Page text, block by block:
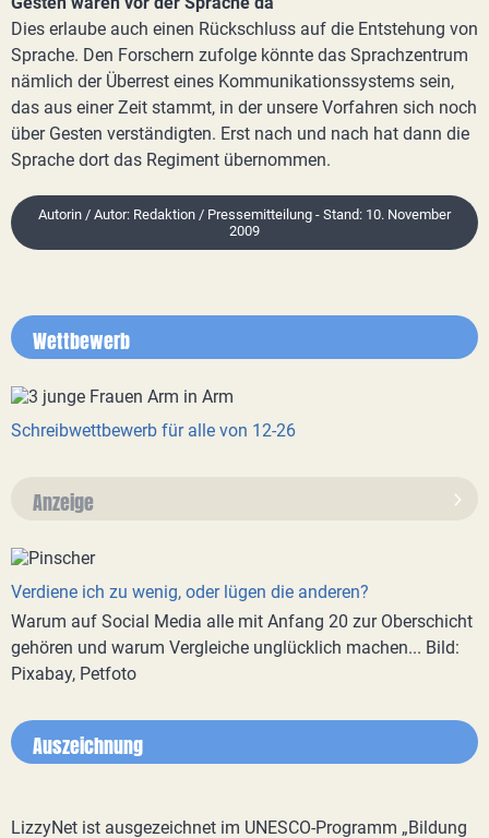
Dies erlaube auch einen Rückschluss auf die Entstehung von
Sprache. Den Forschern zufolge könnte das Sprachzentrum
nämlich der Überrest eines Kommunikationssystems sein,
das aus einer Zeit stammt, in der unsere Vorfahren sich noch
über Gesten verständigten. Erst nach und nach hat dann die
Sprache dort das Regiment übernommen.
Autorin / Autor: Redaktion / Pressemitteilung - Stand: 10. November
2009
Wettbewerb
Schreibwettbewerb für alle von 12-26
Anzeige
Verdiene ich zu wenig, oder lügen die anderen?
Warum auf Social Media alle mit Anfang 20 zur Oberschicht
gehören und warum Vergleiche unglücklich machen... Bild:
Pixabay, Petfoto
Auszeichnung
LizzyNet ist ausgezeichnet im UNESCO-Programm „Bildung